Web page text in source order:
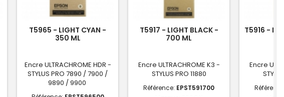
T5965 - LIGHT CYAN -
350 ML
Encre ULTRACHROME HDR -
STYLUS PRO 7890 / 7900 /
9890 / 9900
T5917 - LIGHT BLACK -
700 ML
Encre ULTRACHROME K3 -
STYLUS PRO 11880
Référence: EPST591700
T5916 -
Encre